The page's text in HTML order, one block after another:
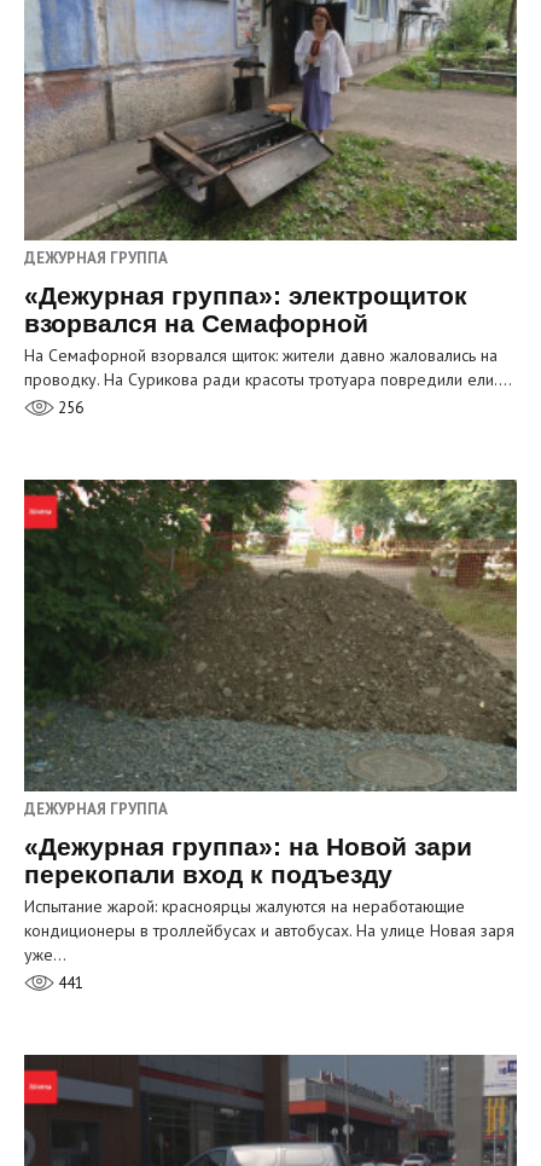
ДЕЖУРНАЯ ГРУППА
«Дежурная группа»: электрощиток
взорвался на Семафорной
На Семафорной взорвался щиток: жители давно жаловались на
проводку. На Сурикова ради красоты тротуара повредили ели.…
256
ДЕЖУРНАЯ ГРУППА
«Дежурная группа»: на Новой зари
перекопали вход к подъезду
Испытание жарой: красноярцы жалуются на неработающие
кондиционеры в троллейбусах и автобусах. На улице Новая заря
уже…
441